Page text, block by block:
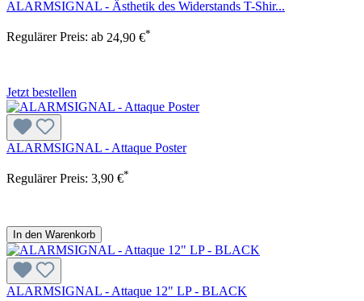
ALARMSIGNAL - Ästhetik des Widerstands T-Shir...
Regulärer Preis: ab 24,90 €*
Jetzt bestellen
ALARMSIGNAL - Attaque Poster
Regulärer Preis: 3,90 €*
In den Warenkorb
ALARMSIGNAL - Attaque 12" LP - BLACK